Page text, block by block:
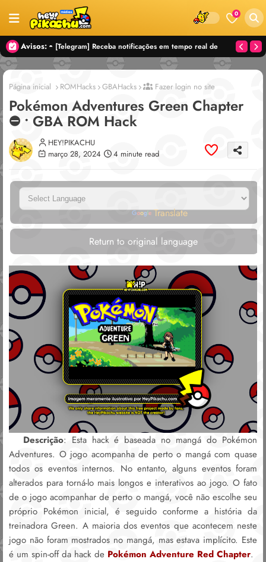
0
Avisos: ◓ [Telegram] Receba notificações em tempo real de
TUDO sobre rom hacks e atualizações no nosso
telegram!
Página inicial ROMHacks GBAHacks Fazer login no site
Pokémon Adventures Green Chapter
⛔ • GBA ROM Hack
HEY!PIKACHU
março 28, 2024
4 minute read
Powered by Translate
Return to original language
Descrição: Esta hack é baseada no mangá do Pokémon
Adventures. O jogo acompanha de perto o mangá com quase
todos os eventos internos. No entanto, alguns eventos foram
alterados para torná-lo mais longos e interativos ao jogo. O fato
de o jogo acompanhar de perto o mangá, você não escolhe seu
próprio Pokémon inicial, é seguido conforme a história da
treinadora Green. A maioria dos eventos que acontecem neste
jogo não foram mostrados no mangá, mas estava implícito. Este
é um spin-off da hack de Pokémon Adventure Red Chapter.